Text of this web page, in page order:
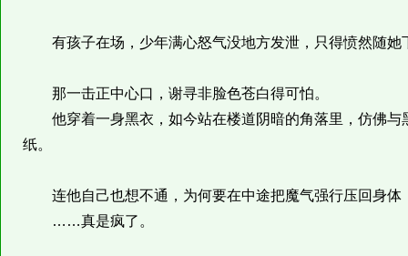
有孩子在场，少年满心怒气没地方发泄，只得愤然随她
那一击正中心口，谢寻非脸色苍白得可怕。
他穿着一身黑衣，如今站在楼道阴暗的角落里，仿佛与
纸。
连他自己也想不通，为何要在中途把魔气强行压回身体
……真是疯了。